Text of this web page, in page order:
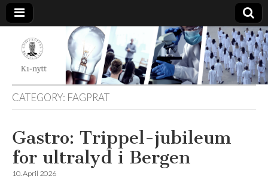
K1-
Nytt
CATEGORY: FAGPRAT
Gastro: Trippel-jubileum
for ultralyd i Bergen
10. April 2026